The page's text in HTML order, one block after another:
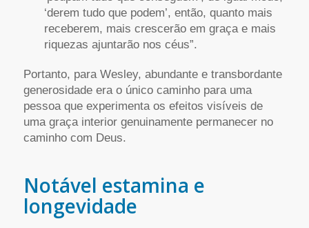
‘derem tudo que podem’, então, quanto mais
receberem, mais crescerão em graça e mais
riquezas ajuntarão nos céus”.
Portanto, para Wesley, abundante e transbordante
generosidade era o único caminho para uma
pessoa que experimenta os efeitos visíveis de
uma graça interior genuinamente permanecer no
caminho com Deus.
Notável estamina e
longevidade